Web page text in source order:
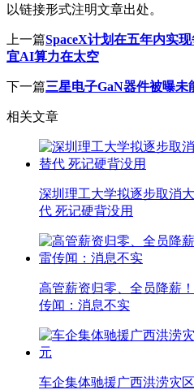
以链接形式注明文章出处。
上一篇SpaceX计划在五年内实
宜AI算力在太空
下一篇三星电子GaN器件被曝
相关文章
深圳理工大学拟逐步取消
代 死记硬背没用
高管薪资归零、全员降薪
传闻：消息不实
车企集体驰援广西洪涝灾